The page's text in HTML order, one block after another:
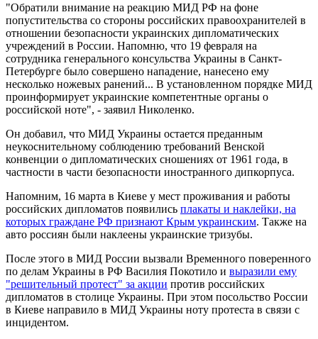
"Обратили внимание на реакцию МИД РФ на фоне
попустительства со стороны российских правоохранителей в
отношении безопасности украинских дипломатических
учреждений в России. Напомню, что 19 февраля на
сотрудника генерального консульства Украины в Санкт-
Петербурге было совершено нападение, нанесено ему
несколько ножевых ранений... В установленном порядке МИД
проинформирует украинские компетентные органы о
российской ноте", - заявил Николенко.
Он добавил, что МИД Украины остается преданным
неукоснительному соблюдению требований Венской
конвенции о дипломатических сношениях от 1961 года, в
частности в части безопасности иностранного дипкорпуса.
Напомним, 16 марта в Киеве у мест проживания и работы
российских дипломатов появились плакаты и наклейки, на
которых граждане РФ признают Крым украинским. Также на
авто россиян были наклеены украинские тризубы.
После этого в МИД России вызвали Временного поверенного
по делам Украины в РФ Василия Покотило и выразили ему
"решительный протест" за акции против российских
дипломатов в столице Украины. При этом посольство России
в Киеве направило в МИД Украины ноту протеста в связи с
инцидентом.